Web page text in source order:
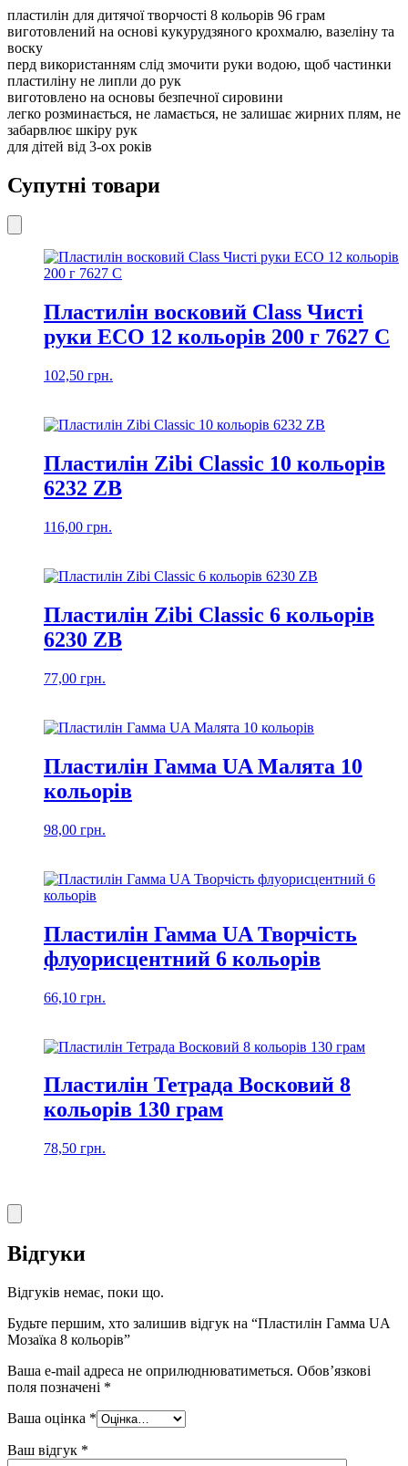
пластилін для дитячої творчості 8 кольорів 96 грам
виготовлений на основі кукурудзяного крохмалю, вазеліну та
воску
перд використанням слід змочити руки водою, щоб частинки
пластиліну не липли до рук
виготовлено на основы безпечної сировини
легко розминається, не ламається, не залишає жирних плям, не
забарвлює шкіру рук
для дітей від 3-ох років
Супутні товари
Пластилін восковий Class Чисті
руки ЕСО 12 кольорів 200 г 7627 С
102,50 грн.
Пластилін Zibi Classic 10 кольорів
6232 ZB
116,00 грн.
Пластилін Zibi Classic 6 кольорів
6230 ZB
77,00 грн.
Пластилін Гамма UA Малята 10
кольорів
98,00 грн.
Пластилін Гамма UA Творчість
флуорисцентний 6 кольорів
66,10 грн.
Пластилін Тетрада Восковий 8
кольорів 130 грам
78,50 грн.
Відгуки
Відгуків немає, поки що.
Будьте першим, хто залишив відгук на “Пластилін Гамма UA
Мозаїка 8 кольорів”
Ваша e-mail адреса не оприлюднюватиметься. Обов’язкові
поля позначені *
Ваша оцінка *
Ваш відгук *